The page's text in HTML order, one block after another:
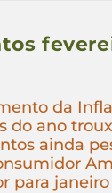
da
do ano
ainda
para janeiro